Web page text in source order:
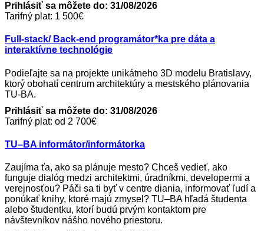
Prihlásiť sa môžete do: 31/08/2026
Tarifný plat: 1 500€
Full-stack/ Back-end programátor*ka pre dáta a
interaktívne technológie
Podieľajte sa na projekte unikátneho 3D modelu Bratislavy,
ktorý obohatí centrum architektúry a mestského plánovania
TU-BA.
Prihlásiť sa môžete do: 31/08/2026
Tarifný plat: od 2 700€
TU–BA informátor/informátorka
Zaujíma ťa, ako sa plánuje mesto? Chceš vedieť, ako
funguje dialóg medzi architektmi, úradníkmi, developermi a
verejnosťou? Páči sa ti byť v centre diania, informovať ľudí a
ponúkať knihy, ktoré majú zmysel? TU–BA hľadá študenta
alebo študentku, ktorí budú prvým kontaktom pre
návštevníkov nášho nového priestoru.